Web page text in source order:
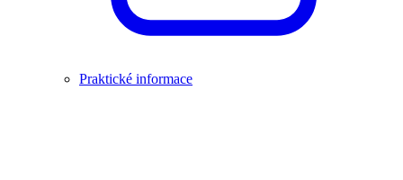
Praktické informace